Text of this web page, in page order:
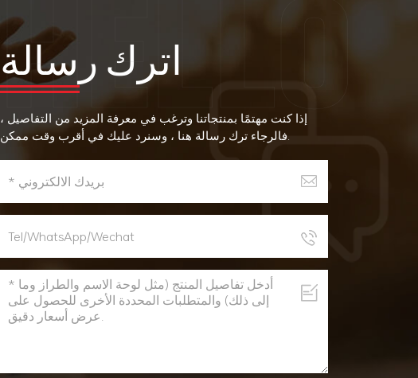
اترك رسالة
إذا كنت مهتمًا بمنتجاتنا وترغب في معرفة المزيد من التفاصيل ،
فالرجاء ترك رسالة هنا ، وسنرد عليك في أقرب وقت ممكن.